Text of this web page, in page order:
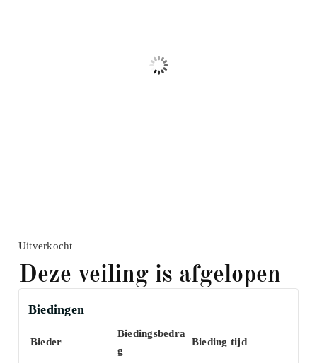
Uitverkocht
Deze veiling is afgelopen
Biedingen
Bieder
Biedingsbedra
g
Bieding tijd